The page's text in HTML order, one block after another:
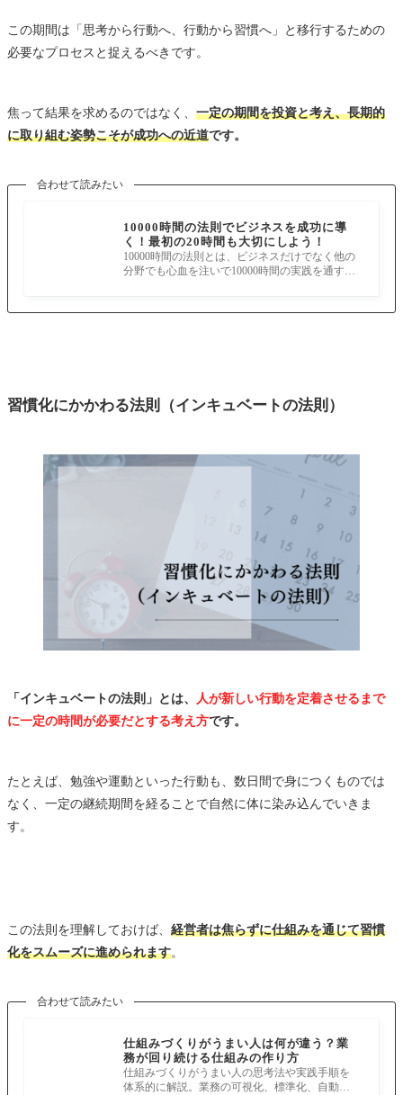
この期間は「思考から行動へ、行動から習慣へ」と移行するための
必要なプロセスと捉えるべきです。
焦って結果を求めるのではなく、 一定の期間を投資と考え、長期的
に取り組む姿勢こそが成功への近道です。
合わせて読みたい
10000時間の法則でビジネスを成功に導
く！最初の20時間も大切にしよう！
10000時間の法則とは、ビジネスだけでなく他の
分野でも心血を注いで10000時間の実践を通すと
習慣化にかかわる法則（インキュベートの法則）
「インキュベートの法則」とは、
人が新しい行動を定着させるまで
に一定の時間が必要だとする考え方です。
たとえば、勉強や運動といった行動も、数日間で身につくものでは
なく、一定の継続期間を経ることで自然に体に染み込んでいきま
す。
この法則を理解しておけば、 経営者は焦らずに仕組みを通じて習慣
化をスムーズに進められます。
合わせて読みたい
仕組みづくりがうまい人は何が違う？業
務が回り続ける仕組みの作り方
仕組みづくりがうまい人の思考法や実践手順を
体系的に解説。業務の可視化、標準化、自動